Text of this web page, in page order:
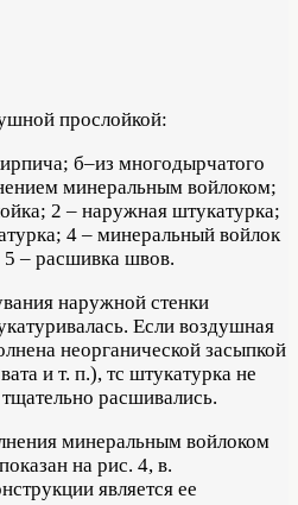
прослойкой:
б–из многодырчатого
минеральным войлоком;
2 – наружная штукатурка;
4 – минеральный войлок
5 – расшивка швов.
наружной стенки
Если воздушная
неорганической засыпкой
и т. п.), тс штукатурка не
расшивались.
минеральным войлоком
на рис. 4, в.
является ее